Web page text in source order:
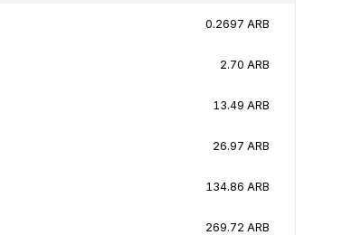
0.2697 ARB
2.70 ARB
13.49 ARB
26.97 ARB
134.86 ARB
269.72 ARB